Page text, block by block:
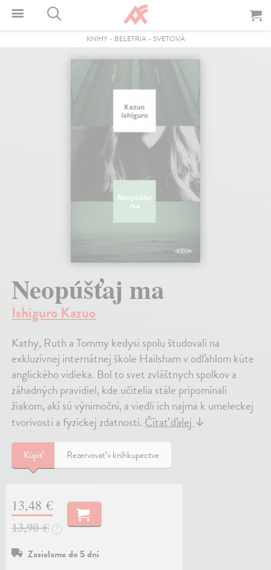
KNIHY- BELETRIA- SVETOVÁ
Neopúšťaj ma
Ishiguro Kazuo
Kathy, Ruth a Tommy kedysi spolu študovali na
exkluzívnej internátnej škole Hailsham v odľahlom kúte
anglického vidieka. Bol to svet zvláštnych spolkov a
záhadných pravidiel, kde učitelia stále pripomínali
žiakom, akí sú výnimoční, a viedli ich najmä k umeleckej
tvorivosti a fyzickej zdatnosti.Čítať ďalej↓
Kúpiť Rezervovať v kníhkupectve
13,48 €
13,90 €
?
Zasielame do 5 dní